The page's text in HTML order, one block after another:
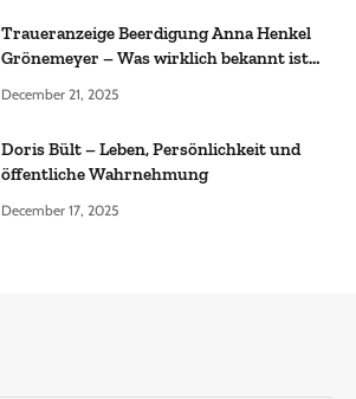
Traueranzeige Beerdigung Anna Henkel
Grönemeyer – Was wirklich bekannt ist
December 21, 2025
Doris Bült – Leben, Persönlichkeit und
öffentliche Wahrnehmung
December 17, 2025